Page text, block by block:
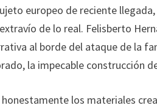
europeo de reciente
de lo real. Felisberto
al borde del ataque de la
la impecable construcción
honestamente los materiales